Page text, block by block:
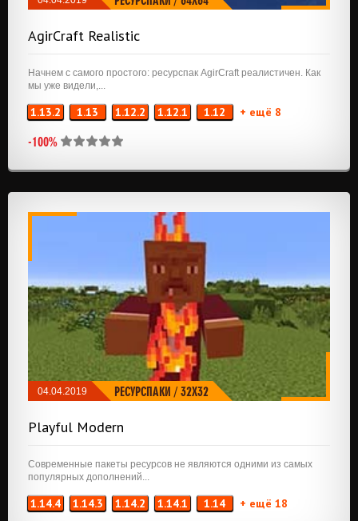
AgirCraft Realistic
Начнем с самого простого: ресурспак AgirCraft реалистичен. Как
мы уже видели,...
1.13.2 1.13 1.12.2 1.12.1 1.12 + ещё 8
-100%
04.04.2019 РЕСУРСПАКИ /32X32
Playful Modern
Современные пакеты ресурсов не являются одними из самых
популярных дополнений...
1.14.4 1.14.3 1.14.2 1.14.1 1.14 + ещё 18